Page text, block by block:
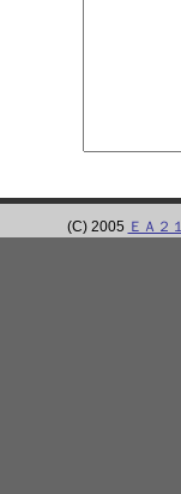
(C) 2005 ＥＡ２